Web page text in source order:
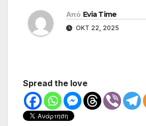
Από Evia Time
ΟΚΤ 22, 2025
Spread the love